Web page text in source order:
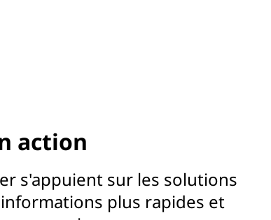
action
s'appuient sur les solutions
plus rapides et